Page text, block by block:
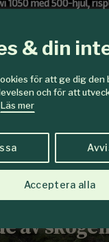
& din
för att ge dig den
och för att
Läs mer
Acceptera alla
vi
&
av